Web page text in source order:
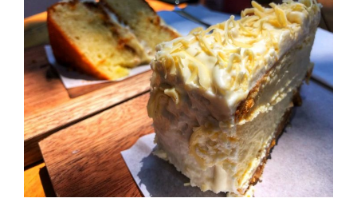
beeindruckende
Bibliothek,
wenn
es
um
Spiele
geht.
Es
gibt